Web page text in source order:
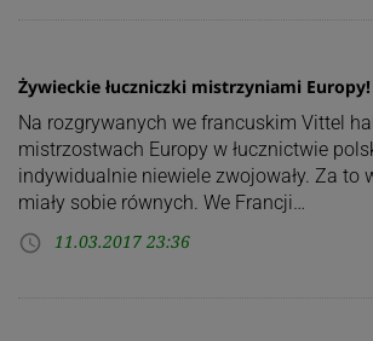
Żywieckie łuczniczki mistrzyniami Europy!
Na rozgrywanych we francuskim Vittel
mistrzostwach Europy w łucznictwie
indywidualnie niewiele zwojowały. Za to
miały sobie równych. We Francji…
access_time 11.03.2017 23:36